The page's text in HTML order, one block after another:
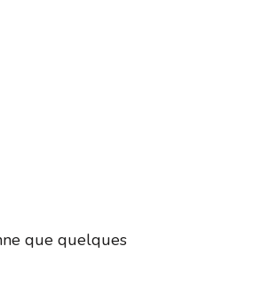
que quelques